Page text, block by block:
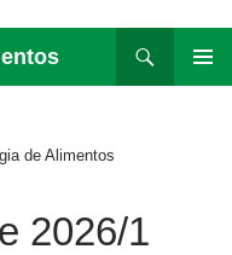
de Alimentos
2026/1